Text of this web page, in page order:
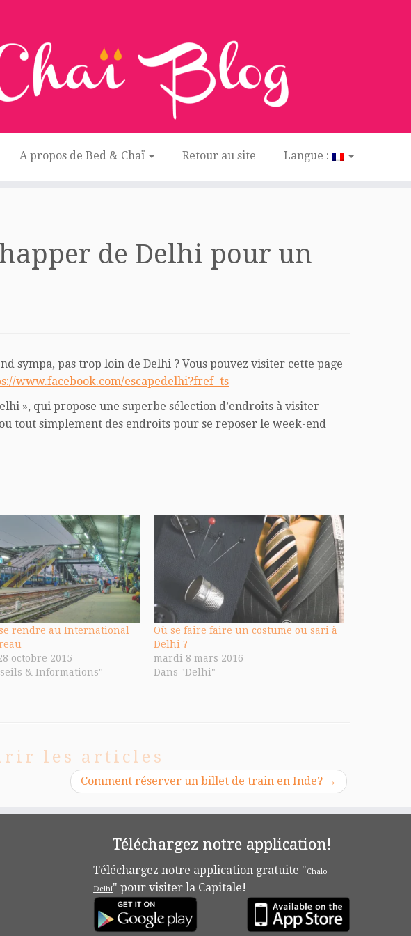
A propos de Bed & Chaï Retour au site Langue :
de Delhi pour un
sympa, pas trop loin de Delhi ? Vous pouvez visiter cette page
www.facebook.com/escapedelhi?fref=ts
», qui propose une superbe sélection d’endroits à visiter
tout simplement des endroits pour se reposer le week-end
rendre au International
octobre 2015
& Informations"
Où se faire faire un costume ou sari à
Delhi ?
mardi 8 mars 2016
Dans "Delhi"
les articles
Comment réserver un billet de train en Inde? →
Téléchargez notre application!
Téléchargez notre application gratuite "Chalo
Delhi" pour visiter la Capitale!